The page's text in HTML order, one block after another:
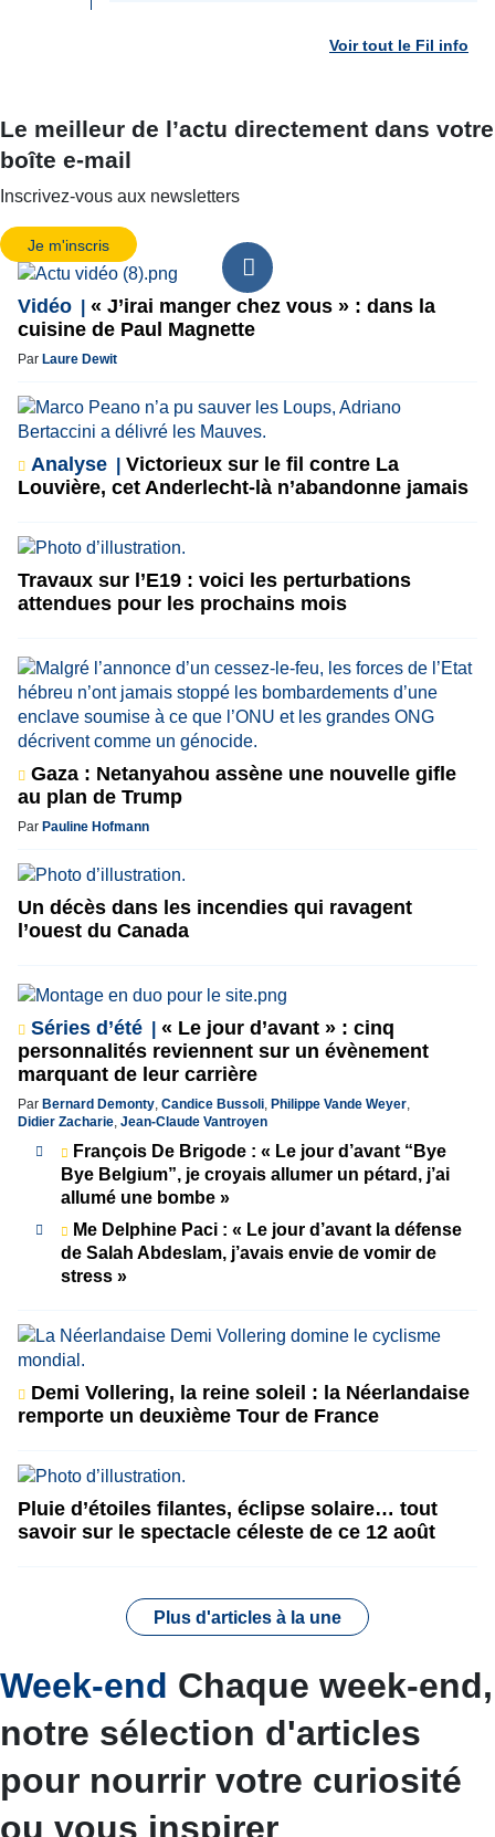
Voir tout le Fil info
Le meilleur de l’actu directement dans votre
boîte e-mail
Inscrivez-vous aux newsletters
Je m'inscris
Vidéo
« J’irai manger chez vous » : dans la
cuisine de Paul Magnette
Par Laure Dewit
Analyse
Victorieux sur le fil contre La
Louvière, cet Anderlecht-là n’abandonne jamais
Travaux sur l’E19 : voici les perturbations
attendues pour les prochains mois
Gaza : Netanyahou assène une nouvelle gifle
au plan de Trump
Par Pauline Hofmann
Un décès dans les incendies qui ravagent
l’ouest du Canada
Séries d’été
« Le jour d’avant » : cinq
personnalités reviennent sur un évènement
marquant de leur carrière
Par Bernard Demonty, Candice Bussoli, Philippe Vande Weyer,
Didier Zacharie, Jean-Claude Vantroyen
François De Brigode : « Le jour d’avant “Bye
Bye Belgium”, je croyais allumer un pétard, j’ai
allumé une bombe »
Me Delphine Paci : « Le jour d’avant la défense
de Salah Abdeslam, j’avais envie de vomir de
stress »
Demi Vollering, la reine soleil : la Néerlandaise
remporte un deuxième Tour de France
Pluie d’étoiles filantes, éclipse solaire… tout
savoir sur le spectacle céleste de ce 12 août
Plus d'articles à la une
Week-end Chaque week-end,
notre sélection d'articles
pour nourrir votre curiosité
ou vous inspirer